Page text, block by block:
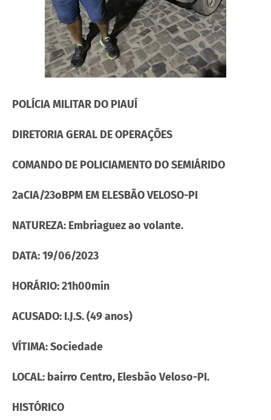
POLÍCIA MILITAR DO PIAUÍ
DIRETORIA GERAL DE OPERAÇÕES
COMANDO DE POLICIAMENTO DO SEMIÁRIDO
2aCIA/23oBPM EM ELESBÃO VELOSO-PI
NATUREZA: Embriaguez ao volante.
DATA: 19/06/2023
HORÁRIO: 21h00min
ACUSADO: I.J.S. (49 anos)
VÍTIMA: Sociedade
LOCAL: bairro Centro, Elesbão Veloso-PI.
HISTÓRICO